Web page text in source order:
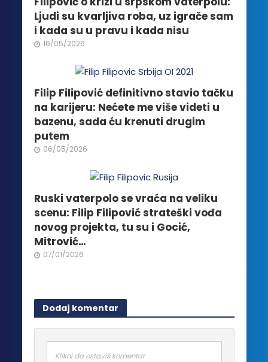
izabrane
na
stranici
Ljudi su kvarljiva roba, uz igrače sam
i kada su u pravu i kada nisu
16/05/2026
Filip Filipović definitivno stavio tačku
na karijeru: Nećete me više videti u
bazenu, sada ću krenuti drugim
putem
06/05/2026
Ruski vaterpolo se vraća na veliku
scenu: Filip Filipović strateški vođa
novog projekta, tu su i Gocić,
Mitrović…
07/01/2026
Dodaj komentar
Klikni da ostaviš komentar